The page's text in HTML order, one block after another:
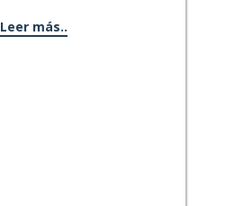
Leer más..